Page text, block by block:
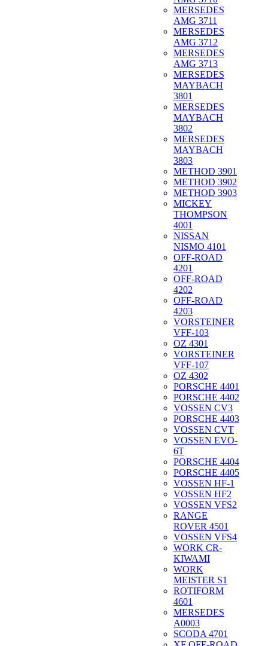
MERSEDES
AMG 3711
MERSEDES
AMG 3712
MERSEDES
AMG 3713
MERSEDES
MAYBACH
3801
MERSEDES
MAYBACH
3802
MERSEDES
MAYBACH
3803
METHOD 3901
METHOD 3902
METHOD 3903
MICKEY
THOMPSON
4001
NISSAN
NISMO 4101
OFF-ROAD
4201
OFF-ROAD
4202
OFF-ROAD
4203
VORSTEINER
VFF-103
OZ 4301
VORSTEINER
VFF-107
OZ 4302
PORSCHE 4401
PORSCHE 4402
VOSSEN CV3
PORSCHE 4403
VOSSEN CVT
VOSSEN EVO-
6T
PORSCHE 4404
PORSCHE 4405
VOSSEN HF-1
VOSSEN HF2
VOSSEN VFS2
RANGE
ROVER 4501
VOSSEN VFS4
WORK CR-
KIWAMI
WORK
MEISTER S1
ROTIFORM
4601
MERSEDES
A0003
SCODA 4701